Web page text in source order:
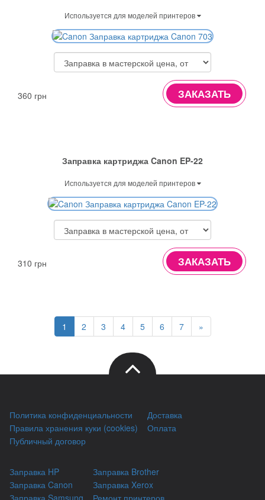
Используется для моделей принтеров
360 грн ЗАКАЗАТЬ
Заправка картриджа Canon EP-22
Используется для моделей принтеров
310 грн ЗАКАЗАТЬ
1 2 3 4 5 6 7 »
Политика конфиденциальности
Правила хранения куки (cookies)
Публичный договор
Доставка
Оплата
Заправка HP
Заправка Canon
Заправка Brother
Заправка Xerox